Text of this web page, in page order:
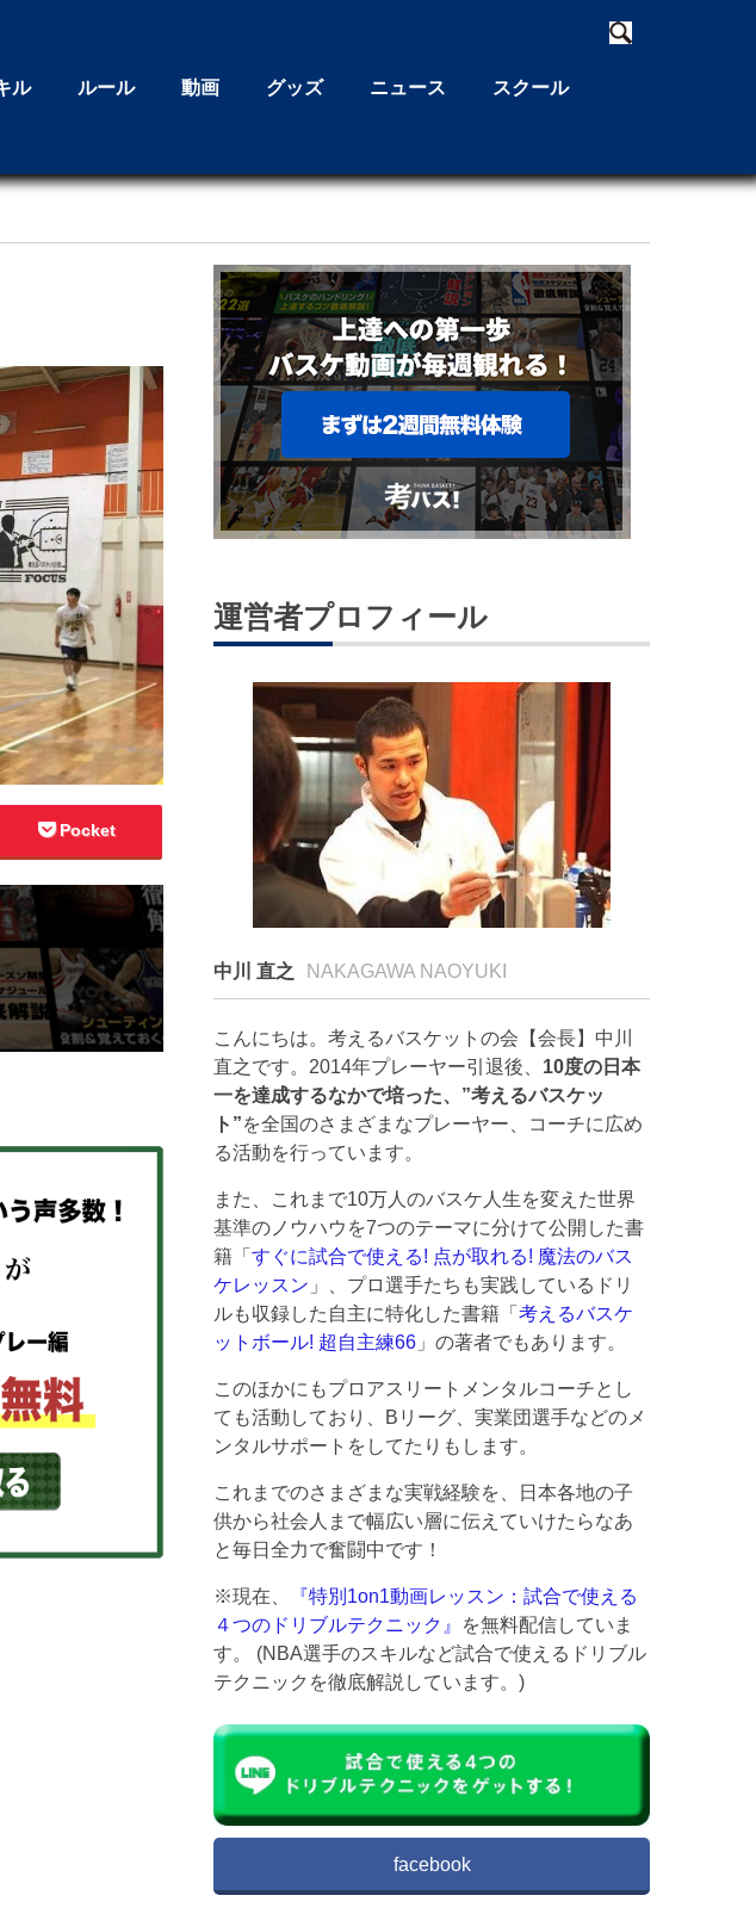
ル ルール 動画 グッズ ニュース スクール
Pocket
運営者プロフィール
中川 直之 NAKAGAWA NAOYUKI
こんにちは。考えるバスケットの会【会長】中川
直之です。2014年プレーヤー引退後、 10度の日本
一を達成するなかで培った、”考えるバスケッ
ト”を全国のさまざまなプレーヤー、コーチに広め
る活動を行っています。
また、これまで10万人のバスケ人生を変えた世界
基準のノウハウを7つのテーマに分けて公開した書
籍「すぐに試合で使える! 点が取れる! 魔法のバス
ケレッスン 」、プロ選手たちも実践しているドリ
ルも収録した自主に特化した書籍「考えるバスケ
ットボール! 超自主練66 」の著者でもあります。
このほかにもプロアスリートメンタルコーチとし
ても活動しており、Bリーグ、実業団選手などのメ
ンタルサポートをしてたりもします。
これまでのさまざまな実戦経験を、日本各地の子
供から社会人まで幅広い層に伝えていけたらなあ
と毎日全力で奮闘中です！
※現在、
『特別1on1動画レッスン：試合で使える
４つのドリブルテクニック』
を無料配信していま
す。 (NBA選手のスキルなど試合で使えるドリブル
テクニックを徹底解説しています。)
facebook